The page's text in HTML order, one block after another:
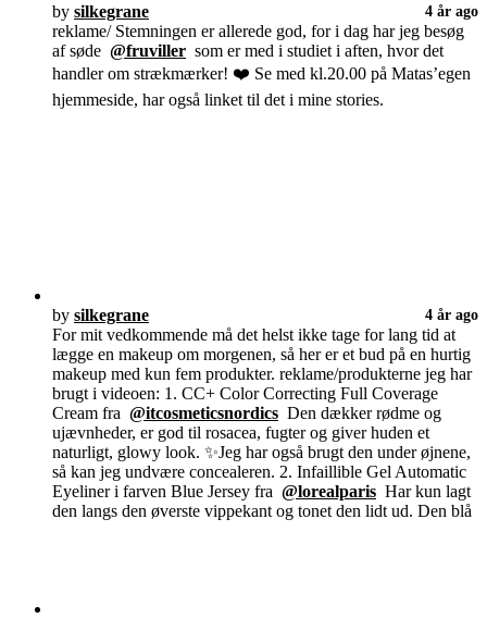
by silkegrane 4 år ago
reklame/ Stemningen er allerede god, for i dag har jeg besøg
af søde @fruviller som er med i studiet i aften, hvor det
handler om strækmærker! ❤️ Se med kl.20.00 på Matas’egen
hjemmeside, har også linket til det i mine stories.
by silkegrane 4 år ago
For mit vedkommende må det helst ikke tage for lang tid at
lægge en makeup om morgenen, så her er et bud på en hurtig
makeup med kun fem produkter. reklame/produkterne jeg har
brugt i videoen: 1. CC+ Color Correcting Full Coverage
Cream fra @itcosmeticsnordics Den dækker rødme og
ujævnheder, er god til rosacea, fugter og giver huden et
naturligt, glowy look. ✨Jeg har også brugt den under øjnene,
så kan jeg undvære concealeren. 2. Infaillible Gel Automatic
Eyeliner i farven Blue Jersey fra @lorealparis Har kun lagt
den langs den øverste vippekant og tonet den lidt ud. Den blå